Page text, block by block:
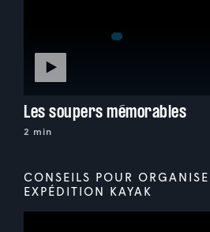
Les soupers mémorables
2 min
CONSEILS POUR
EXPÉDITION KAYAK